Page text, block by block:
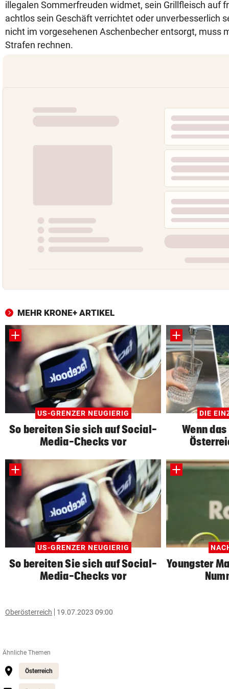
illegalen Sommerfreuden widmet, sein Grillfleisch auf
achtlos sein Geschäft verrichtet oder unverbesserlich
nicht im vorgesehenen Aschenbecher entsorgt, muss
Strafen rechnen.
MEHR KRONE+ ARTIKEL
US-GRENZER NEUGIERIG
So bereiten Sie sich auf Social-
Media-Checks vor
DIE
Wenn
US-GRENZER NEUGIERIG
So bereiten Sie sich auf Social-
Media-Checks vor
Youngster
Oberösterreich 19.07.2023 09:00
Ähnliche Themen
Österreich